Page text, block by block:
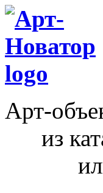
Арт-
из
или